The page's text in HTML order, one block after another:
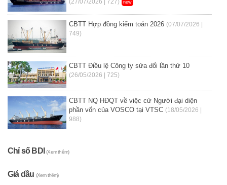
new
CBTT Hợp đồng kiểm toán 2026 (07/07/2026 |
749)
CBTT Điều lệ Công ty sửa đổi lần thứ 10
(26/05/2026 | 725)
CBTT NQ HĐQT về việc cử Người đại diện
phần vốn của VOSCO tại VTSC (18/05/2026 |
988)
Chỉ số BDI(Xem thêm)
Giá dầu (Xem thêm)